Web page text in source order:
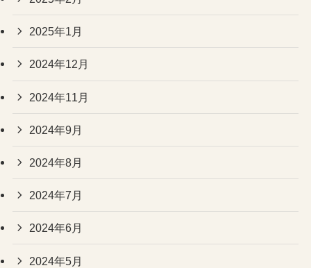
2025年1月
2024年12月
2024年11月
2024年9月
2024年8月
2024年7月
2024年6月
2024年5月